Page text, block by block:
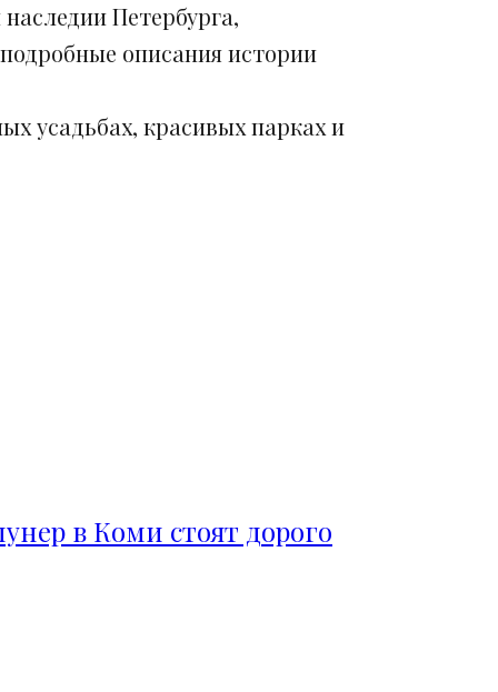
Петербурга,
описания истории
усадьбах, красивых парках и
в Коми стоят дорого